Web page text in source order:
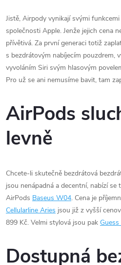
Jistě, Airpody vynikají svými
společnosti Apple. Jenže jejich cena
přívětivá. Za první generaci totiž
s bezdrátovým nabíjecím pouzdrem,
vyvoláním Siri svým hlasovým
Pro už se ani nemusíme bavit, tam
AirPods
levně
Chcete-li skutečně bezdrátová
jsou nenápadná a decentní, nabízí
AirPods Baseus W04. Cena je
Cellularline Aries jsou již z vyšší
899 Kč. Velmi stylová jsou pak
Dostupná